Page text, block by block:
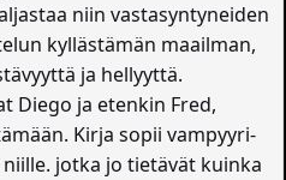
niin vastasyntyneiden
kyllästämän maailman,
ja hellyyttä.
Diego ja etenkin Fred,
Kirja sopii vampyyri-
jotka jo tietävät kuinka